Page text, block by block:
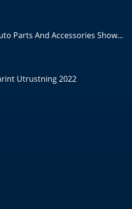
Parts And Accessories Show...
Utrustning 2022